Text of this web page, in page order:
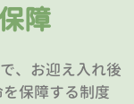
障
、お迎え入れ後
保障する制度